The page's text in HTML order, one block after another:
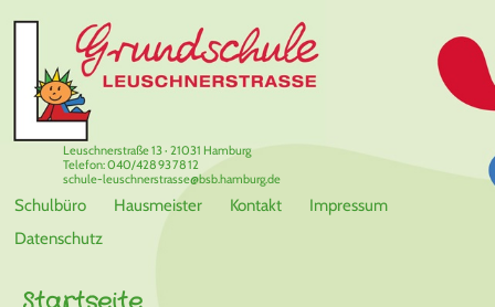
Schulbüro Hausmeister Kontakt
Impressum
Datenschutz
Leuschnerstraße 13 · 21031 Hamburg
Telefon: 040/428 93 78 12
schule-leuschnerstrasse@bsb.hamburg.de